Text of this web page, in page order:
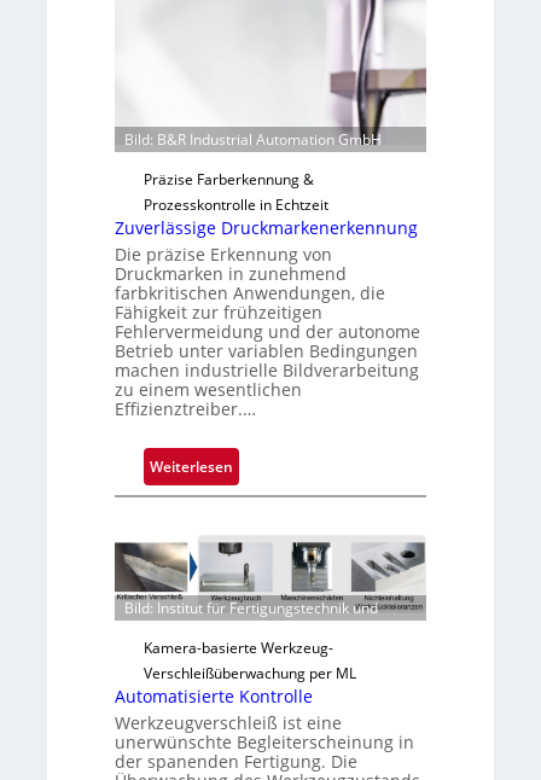
n
u
Bild: B&R Industrial Automation GmbH
Präzise Farberkennung &
Prozesskontrolle in Echtzeit
Zuverlässige Druckmarkenerkennung
Die präzise Erkennung von
Druckmarken in zunehmend
farbkritischen Anwendungen, die
Fähigkeit zur frühzeitigen
Fehlervermeidung und der autonome
Betrieb unter variablen Bedingungen
machen industrielle Bildverarbeitung
zu einem wesentlichen
Effizienztreiber.…
Weiterlesen:
Z
v
r
l
ä
s
s
i
g
e
Bild: Institut für Fertigungstechnik und
Kamera-basierte Werkzeug-
Verschleißüberwachung per ML
Automatisierte Kontrolle
Werkzeugverschleiß ist eine
unerwünschte Begleiterscheinung in
der spanenden Fertigung. Die